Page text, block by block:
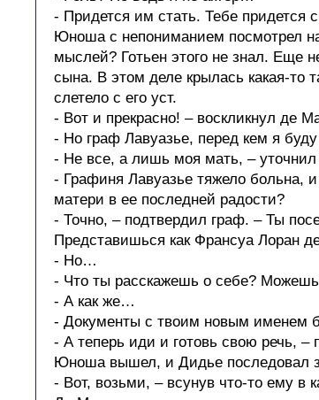
- Придется им стать. Тебе придется
Юноша с непониманием посмотрел
мыслей? Готьен этого не знал. Еще
сына. В этом деле крылась какая-то
слетело с его уст.
- Вот и прекрасно! – воскликнул де
- Но граф Лавуазье, перед кем я
- Не все, а лишь моя мать, –
- Графиня Лавуазье тяжело больна,
матери в ее последней радости?
- Точно, – подтвердил граф. – Ты
Представишься как Франсуа Лоран
- Но…
- Что ты расскажешь о себе? Можешь
- А как же…
- Документы с твоим новым именем
- А теперь иди и готовь свою речь, –
Юноша вышел, и Дидье последовал
- Вот, возьми, – всунув что-то ему в